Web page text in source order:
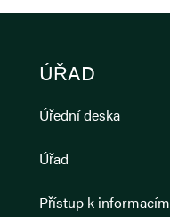
ÚŘAD
Úřední deska
Úřad
Přístup k informacím